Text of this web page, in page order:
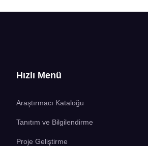
Hızlı Menü
Araştırmacı Kataloğu
Tanıtım ve Bilgilendirme
Proje Geliştirme